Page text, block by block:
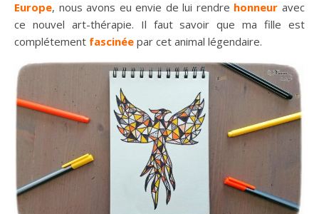
Europe, nous avons eu envie de lui rendre honneur avec
ce nouvel art-thérapie. Il faut savoir que ma fille est
complétement fascinée par cet animal légendaire.